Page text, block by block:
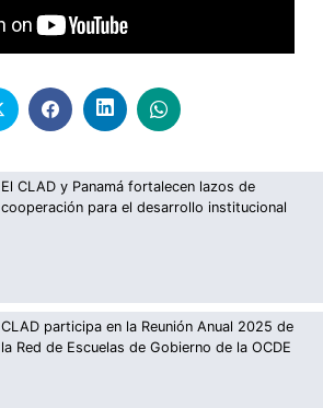
El CLAD y Panamá fortalecen lazos de
cooperación para el desarrollo institucional
CLAD participa en la Reunión Anual 2025 de
la Red de Escuelas de Gobierno de la OCDE